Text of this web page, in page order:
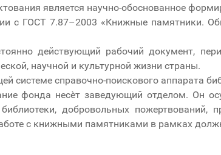
является научно-обоснованное
с ГОСТ 7.87–2003 «Книжные памятники.
действующий рабочий документ,
научной и культурной жизни страны.
системе справочно-поискового аппарата
фонда несѐт заведующий отделом. Он
добровольных
с книжными памятниками в рамках